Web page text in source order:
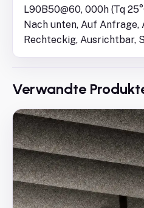
L90B50@60, 000h (Tq
Nach unten, Auf Anfrage,
Rechteckig, Ausrichtbar,
Verwandte